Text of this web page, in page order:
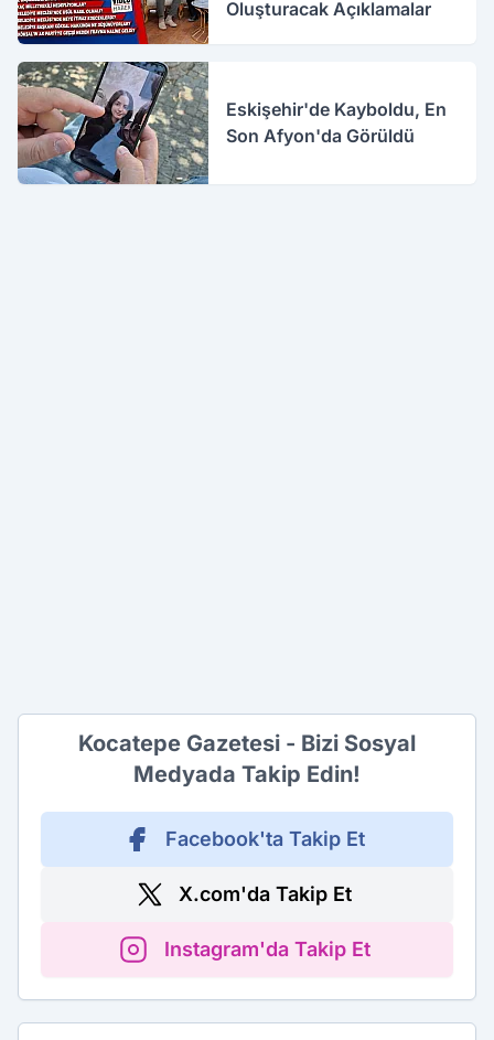
Oluşturacak Açıklamalar
Eskişehir'de Kayboldu, En
Son Afyon'da Görüldü
Kocatepe Gazetesi - Bizi Sosyal
Medyada Takip Edin!
Facebook'ta Takip Et
X.com'da Takip Et
Instagram'da Takip Et